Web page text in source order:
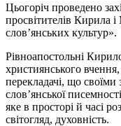
Цьогоріч проведено
просвітителів Кирила
слов’янських культур».
Рівноапостольні
християнського
перекладачі, що своїми
слов’янської
яке в просторі й часі
світогляд, духовність.